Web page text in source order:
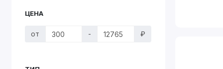
ЦЕНА
от - ₽